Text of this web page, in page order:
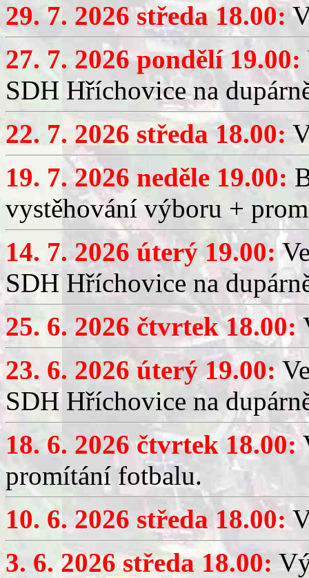
29. 7. 2026 středa 18.00:
27. 7. 2026 pondělí 19.00:
SDH Hříchovice na
22. 7. 2026 středa 18.00:
19. 7. 2026 neděle 19.00:
vystěhování výboru +
14. 7. 2026 úterý 19.00:
SDH Hříchovice na
25. 6. 2026 čtvrtek 18.00:
23. 6. 2026 úterý 19.00:
SDH Hříchovice na
18. 6. 2026 čtvrtek 18.00:
promítání fotbalu.
10. 6. 2026 středa 18.00:
3. 6. 2026 středa 18.00: